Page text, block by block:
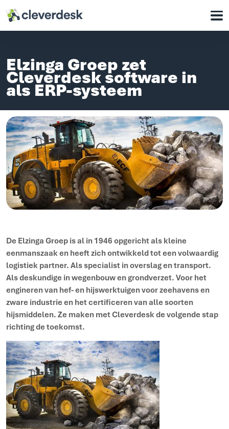
Cleverdesk ERP Software voor mens en materieel
Voor wie
Waarom Cleverdesk
Support
Over ons
Werken bij
Contact
Elzinga Groep zet
Cleverdesk software in
als ERP-systeem
De Elzinga Groep is al in 1946 opgericht als kleine
eenmanszaak en heeft zich ontwikkeld tot een volwaardig
logistiek partner. Als specialist in overslag en transport.
Als deskundige in wegenbouw en grondverzet. Voor het
engineren van hef- en hijswerktuigen voor zeehavens en
zware industrie en het certificeren van alle soorten
hijsmiddelen. Ze maken met Cleverdesk de volgende stap
richting de toekomst.